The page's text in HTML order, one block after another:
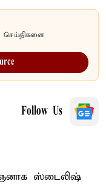
செய்திகளை
Follow Us
ஸ்டைலிஷ்